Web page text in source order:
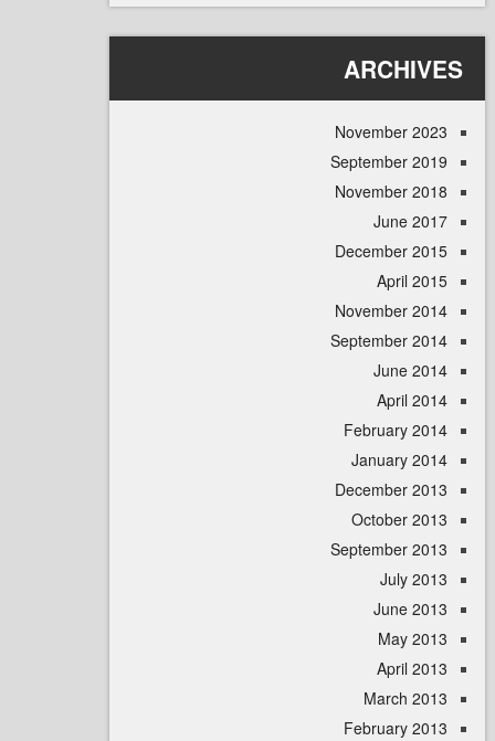
November
September
November
June
December
April
November
September
June
April
February
January
December
October
September
July
June
May
April
March
February